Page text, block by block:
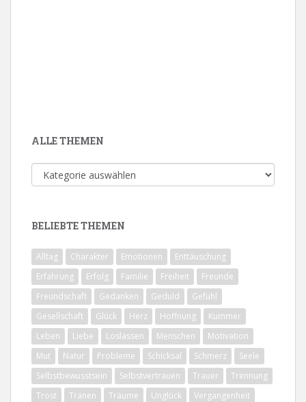
ALLE THEMEN
Alle
Themen
BELIEBTE THEMEN
Alltag Charakter Emotionen
Enttäuschung
Erfahrung
Erfolg Familie Freiheit
Freunde
Freundschaft
Gedanken Geduld
Gefühl
Gesellschaft
Glück Herz Hoffnung
Kummer
Leben
Liebe Loslassen Menschen
Motivation
Mut
Natur Probleme Schicksal Schmerz
Seele
Selbstbewusstsein
Selbstvertrauen Trauer
Trennung
Trost
Tränen Träume Unglück
Vergangenheit